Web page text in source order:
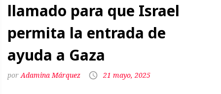
llamado para que Israel
permita la entrada de
ayuda a Gaza
Adamina Márquez 21 mayo, 2025